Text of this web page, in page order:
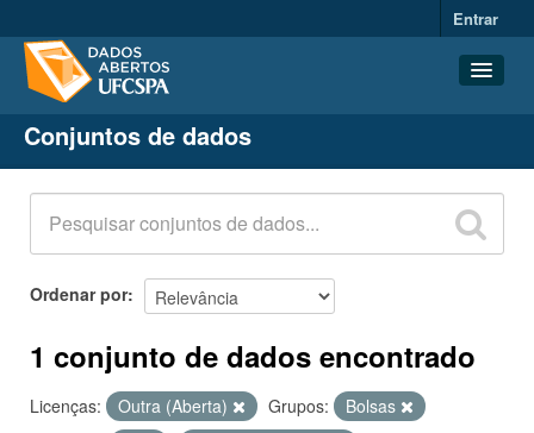
Entrar
Conjuntos de dados
Organizações
Grupos
Sobre
Conjuntos de dados
Ordenar por
1 conjunto de dados encontrado
Licenças: Outra (Aberta) Grupos:
Bolsas